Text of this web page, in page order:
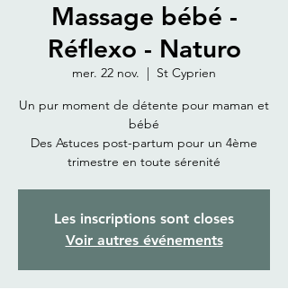
Massage bébé -
Réflexo - Naturo
mer. 22 nov.
  |
St Cyprien
Un pur moment de détente pour maman et
bébé
Des Astuces post-partum pour un 4ème
trimestre en toute sérenité
Les inscriptions sont closes
Voir autres événements